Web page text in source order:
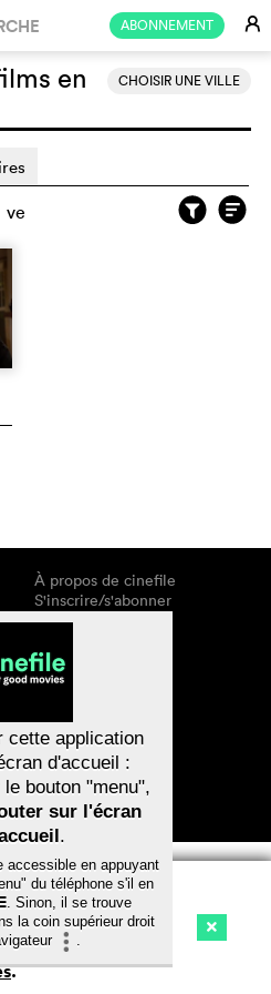
ABONNEMENT E
Watchlist (
CHOISIR UNE VILLE
en
ve
À propos de cinefile
S'inscrire/s'abonner
Newsletter
Bons-cadeaux
En naviguant
notre
cookies. Pour
déclaration de
.
cette application
d'accueil :
bouton "menu",
sur l'écran
.
accessible en appuyant
du téléphone s'il en
. Sinon, il se trouve
la coin supérieur droit
.